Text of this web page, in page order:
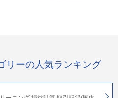
リーの人気ランキング